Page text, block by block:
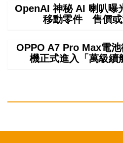
OpenAI 神秘 AI 喇叭曝
移動零件 售價或
OPPO A7 Pro Max電
機正式進入「萬級續